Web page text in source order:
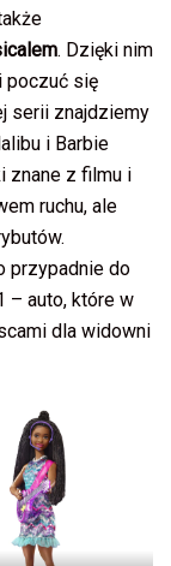
. Dzięki nim
poczuć się
serii znajdziemy
i Barbie
znane z filmu i
ruchu, ale
przypadnie do
– auto, które w
dla widowni